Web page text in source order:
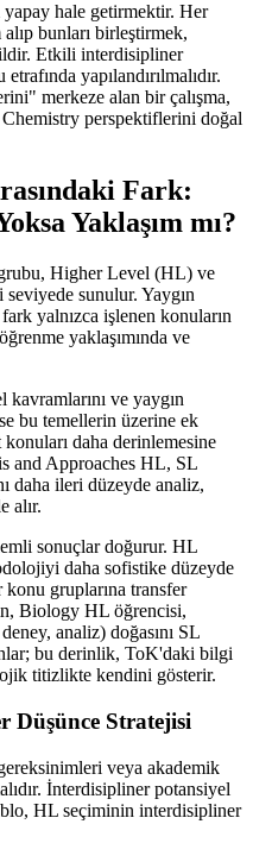
yapay hale getirmektir. Her
bunları birleştirmek,
Etkili interdisipliner
yapılandırılmalıdır.
merkeze alan bir çalışma,
perspektiflerini doğal
Fark:
Yaklaşım mı?
Higher Level (HL) ve
sunulur. Yaygın
yalnızca işlenen konuların
yaklaşımında ve
ve yaygın
bu temellerin üzerine ek
daha derinlemesine
and Approaches HL, SL
daha ileri düzeyde analiz,
alır.
sonuçlar doğurur. HL
daha sofistike düzeyde
gruplarına transfer
Biology HL öğrencisi,
analiz) doğasını SL
bu derinlik, ToK'daki bilgi
titizlikte kendini gösterir.
Düşünce Stratejisi
veya akademik
İnterdisipliner potansiyel
HL seçiminin interdisipliner